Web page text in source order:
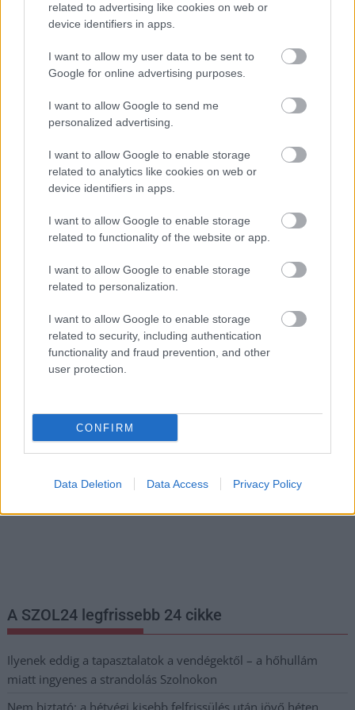
related to advertising like cookies on web or
device identifiers in apps.
I want to allow my user data to be sent to
Google for online advertising purposes.
I want to allow Google to send me
personalized advertising.
I want to allow Google to enable storage
related to analytics like cookies on web or
device identifiers in apps.
I want to allow Google to enable storage
related to functionality of the website or app.
I want to allow Google to enable storage
related to personalization.
I want to allow Google to enable storage
related to security, including authentication
functionality and fraud prevention, and other
user protection.
CONFIRM
Data Deletion Data Access Privacy Policy
A nyár eddigi egyik legnehezebb napjára készülhetnek a
szolnokiak. A hőmérséklet veszélyesen magasra emelkedik,
miközben a...
JNSZ megyei hírek
Adja meg keresztnevét:
Adja
meg e-mail címét:
Megismertem és elfogadom aGDPR-szabályzatot
A SZOL24 legfrissebb 24 cikke
Ilyenek eddig a tapasztalatok a vendégektől – a hőhullám
miatt ingyenes a strandolás Szolnokon
Nem biztató: a hétvégi kisebb felfrissülés után jövő héten